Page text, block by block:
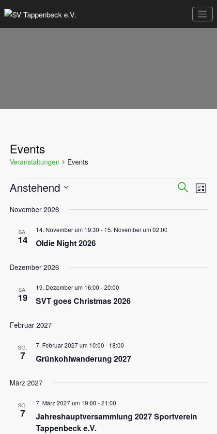
Inhalt
SV Tappenbeck
Events
Veranstaltungen Events
Veranstaltungen SucheListe
Anstehend
wählen.
November 2026
SA.
14 Oldie Night 2026
14. November um 19:30 - 15. November um 02:00
Dezember 2026
SA.
19 SVT goes Christmas 2026
19. Dezember um 16:00 -20:00
Februar 2027
SO.
7 Grünkohlwanderung 2027
7. Februar 2027 um 10:00 - 18:00
März 2027
SO.
7
Jahreshauptversammlung 2027 Sportverein
Tappenbeck e.V.
7. März 2027 um 19:00 -21:00